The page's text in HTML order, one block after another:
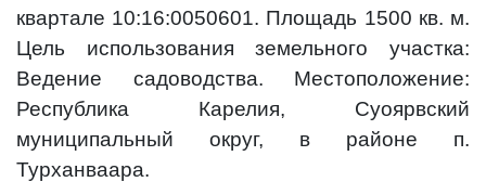
квартале 10:16:0050601. Площадь 1500 кв. м.
Цель использования земельного участка:
Ведение садоводства. Местоположение:
Республика Карелия, Суоярвский
муниципальный округ, в районе п.
Турханваара.